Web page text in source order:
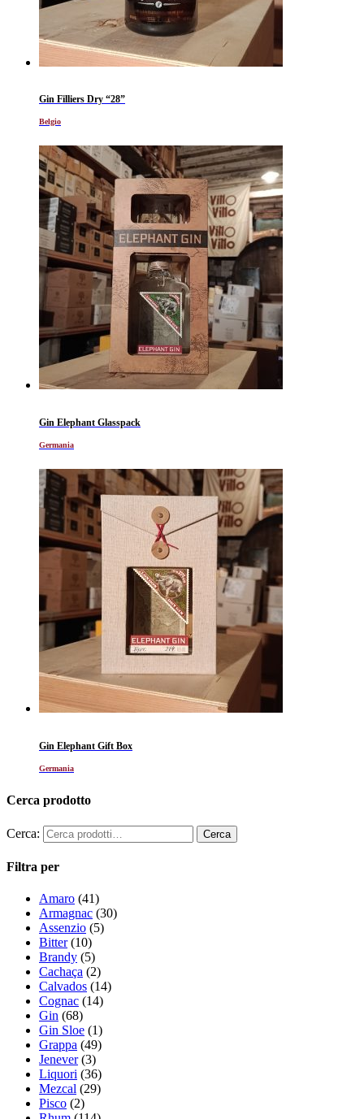
Gin Filliers Dry “28”
Belgio
Gin Elephant Glasspack
Germania
Gin Elephant Gift Box
Germania
Cerca prodotto
Cerca:
Filtra per
Amaro (41)
Armagnac (30)
Assenzio (5)
Bitter (10)
Brandy (5)
Cachaça (2)
Calvados (14)
Cognac (14)
Gin (68)
Gin Sloe (1)
Grappa (49)
Jenever (3)
Liquori (36)
Mezcal (29)
Pisco (2)